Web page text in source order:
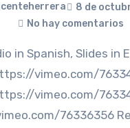
8 de
No hay comentarios
vimeo.com/
vimeo.com/
76336356